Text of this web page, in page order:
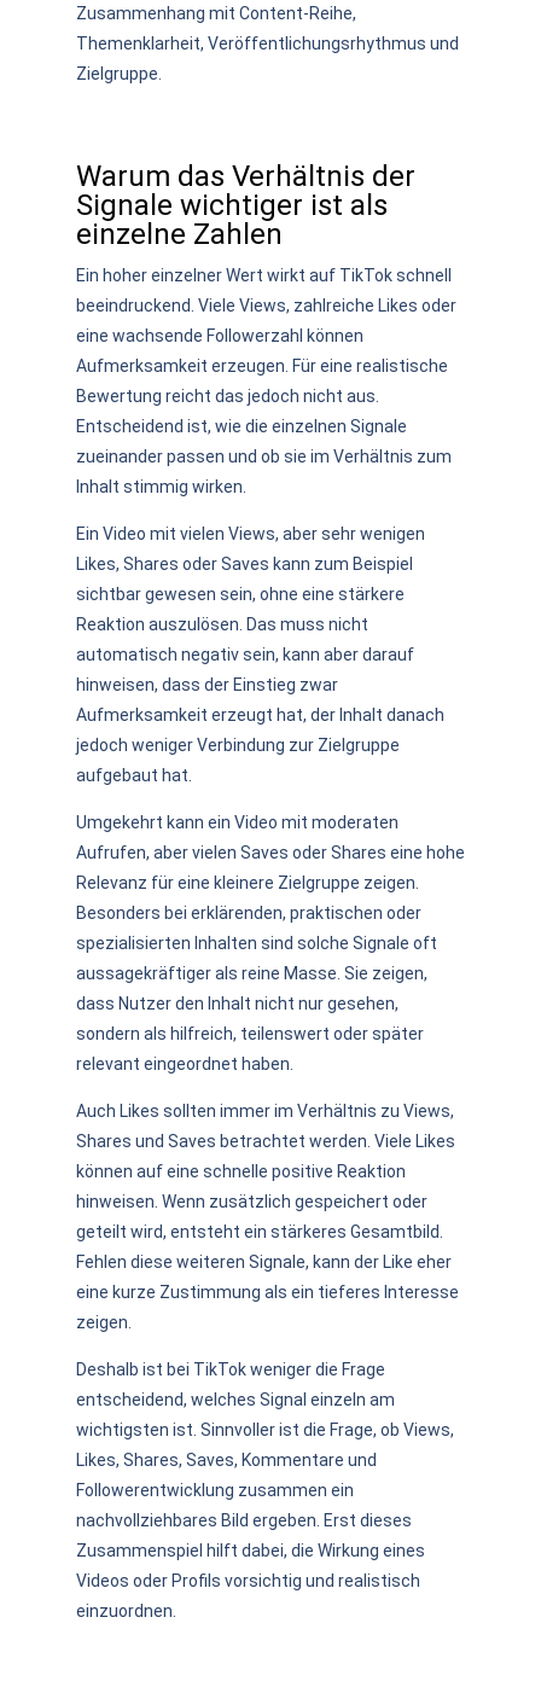
Zusammenhang mit Content-Reihe,
Themenklarheit, Veröffentlichungsrhythmus und
Zielgruppe.
Warum das Verhältnis der
Signale wichtiger ist als
einzelne Zahlen
Ein hoher einzelner Wert wirkt auf TikTok schnell
beeindruckend. Viele Views, zahlreiche Likes oder
eine wachsende Followerzahl können
Aufmerksamkeit erzeugen. Für eine realistische
Bewertung reicht das jedoch nicht aus.
Entscheidend ist, wie die einzelnen Signale
zueinander passen und ob sie im Verhältnis zum
Inhalt stimmig wirken.
Ein Video mit vielen Views, aber sehr wenigen
Likes, Shares oder Saves kann zum Beispiel
sichtbar gewesen sein, ohne eine stärkere
Reaktion auszulösen. Das muss nicht
automatisch negativ sein, kann aber darauf
hinweisen, dass der Einstieg zwar
Aufmerksamkeit erzeugt hat, der Inhalt danach
jedoch weniger Verbindung zur Zielgruppe
aufgebaut hat.
Umgekehrt kann ein Video mit moderaten
Aufrufen, aber vielen Saves oder Shares eine hohe
Relevanz für eine kleinere Zielgruppe zeigen.
Besonders bei erklärenden, praktischen oder
spezialisierten Inhalten sind solche Signale oft
aussagekräftiger als reine Masse. Sie zeigen,
dass Nutzer den Inhalt nicht nur gesehen,
sondern als hilfreich, teilenswert oder später
relevant eingeordnet haben.
Auch Likes sollten immer im Verhältnis zu Views,
Shares und Saves betrachtet werden. Viele Likes
können auf eine schnelle positive Reaktion
hinweisen. Wenn zusätzlich gespeichert oder
geteilt wird, entsteht ein stärkeres Gesamtbild.
Fehlen diese weiteren Signale, kann der Like eher
eine kurze Zustimmung als ein tieferes Interesse
zeigen.
Deshalb ist bei TikTok weniger die Frage
entscheidend, welches Signal einzeln am
wichtigsten ist. Sinnvoller ist die Frage, ob Views,
Likes, Shares, Saves, Kommentare und
Followerentwicklung zusammen ein
nachvollziehbares Bild ergeben. Erst dieses
Zusammenspiel hilft dabei, die Wirkung eines
Videos oder Profils vorsichtig und realistisch
einzuordnen.